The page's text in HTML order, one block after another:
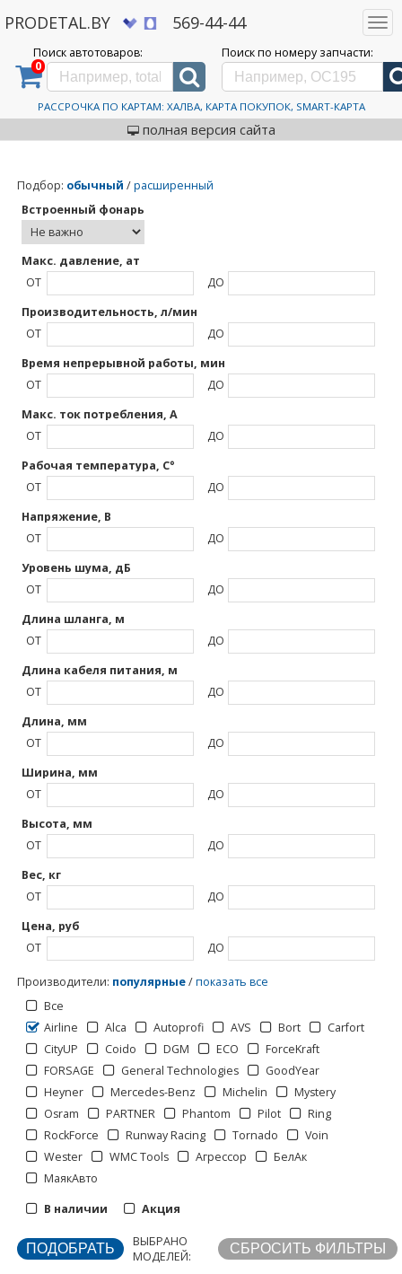
PRODETAL.BY 569-44-44
Поиск автотоваров:
0
Поиск по номеру запчасти:
РАССРОЧКА ПО КАРТАМ: ХАЛВА, КАРТА ПОКУПОК, SMART-КАРТА
полная версия сайта
Дискаунтер автозапчастей PRODETAL.BY > Каталог автотоваров > Airline
Airline
Подбор: обычный /расширенный
Встроенный фонарь
Макс. давление, ат
ОТ
ДО
Производительность, л/мин
ОТ
ДО
Время непрерывной работы, мин
ОТ
ДО
Макс. ток потребления, А
ОТ
ДО
Рабочая температура, C°
ОТ
ДО
Напряжение, В
ОТ
ДО
Уровень шума, дБ
ОТ
ДО
Длина шланга, м
ОТ
ДО
Длина кабеля питания, м
ОТ
ДО
Длина, мм
ОТ
ДО
Ширина, мм
ОТ
ДО
Высота, мм
ОТ
ДО
Вес, кг
ОТ
ДО
Цена, руб
ОТ
ДО
Производители: популярные/показать все
Все
Airline
Alca Autoprofi AVS Bort
Carfort
CityUP
Coido DGM ECO
ForceKraft
FORSAGE
General Technologies
GoodYear
Heyner
Mercedes-Benz Michelin
Mystery
Osram
PARTNER Phantom Pilot
Ring
RockForce
Runway Racing Tornado
Voin
Wester
WMC Tools Агрессор
БелАк
МаякАвто
В наличии
Акция
ВЫБРАНО
МОДЕЛЕЙ:
Отображать по: